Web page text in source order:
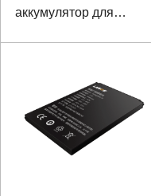
аккумулятор для